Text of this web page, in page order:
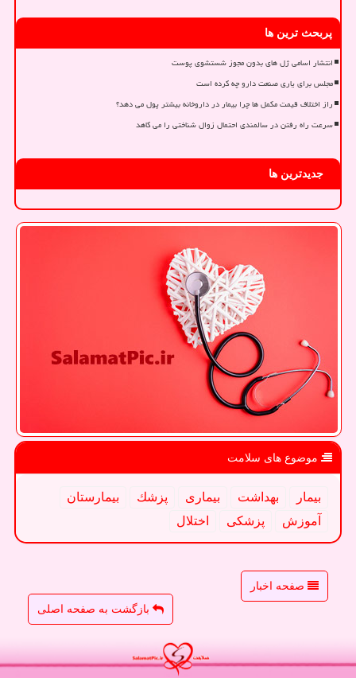
پربحث ترین ها
انتشار اسامی ژل های بدون مجوز شستشوی پوست
مجلس برای یاری صنعت دارو چه کرده است
راز اختلاف قیمت مکمل ها چرا بیمار در داروخانه بیشتر پول می دهد؟
سرعت راه رفتن در سالمندی احتمال زوال شناختی را می کاهد
جدیدترین ها
موضوع های سلامت
بیمار بهداشت بیماری پزشك
بیمارستان
آموزش
پزشكی اختلال
صفحه اخبار
بازگشت به صفحه اصلی